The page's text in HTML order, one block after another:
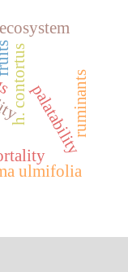
h. contortus
ulmifolia
palatability
ruminants
ecosystem